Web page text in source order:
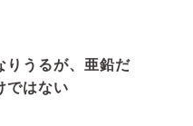
りうるが、亜鉛だ
ではない